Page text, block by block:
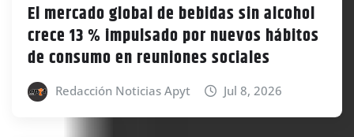
El mercado global de bebidas sin alcohol
crece 13 % impulsado por nuevos hábitos
de consumo en reuniones sociales
Redacción Noticias Apyt Jul 8, 2026